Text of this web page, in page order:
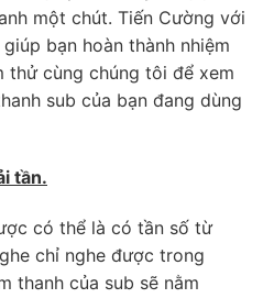
một chút. Tiến Cường với
bạn hoàn thành nhiệm
thử cùng chúng tôi để xem
sub của bạn đang dùng
tần.
có thể là có tần số từ
chỉ nghe được trong
thanh của sub sẽ nằm